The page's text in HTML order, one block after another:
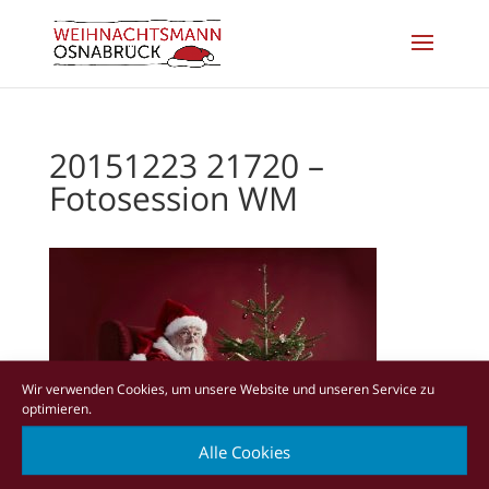
Wir verwenden Cookies, um unsere Website und unseren Service zu
optimieren.
Alle Cookies
20151223 21720 –
Fotosession WM